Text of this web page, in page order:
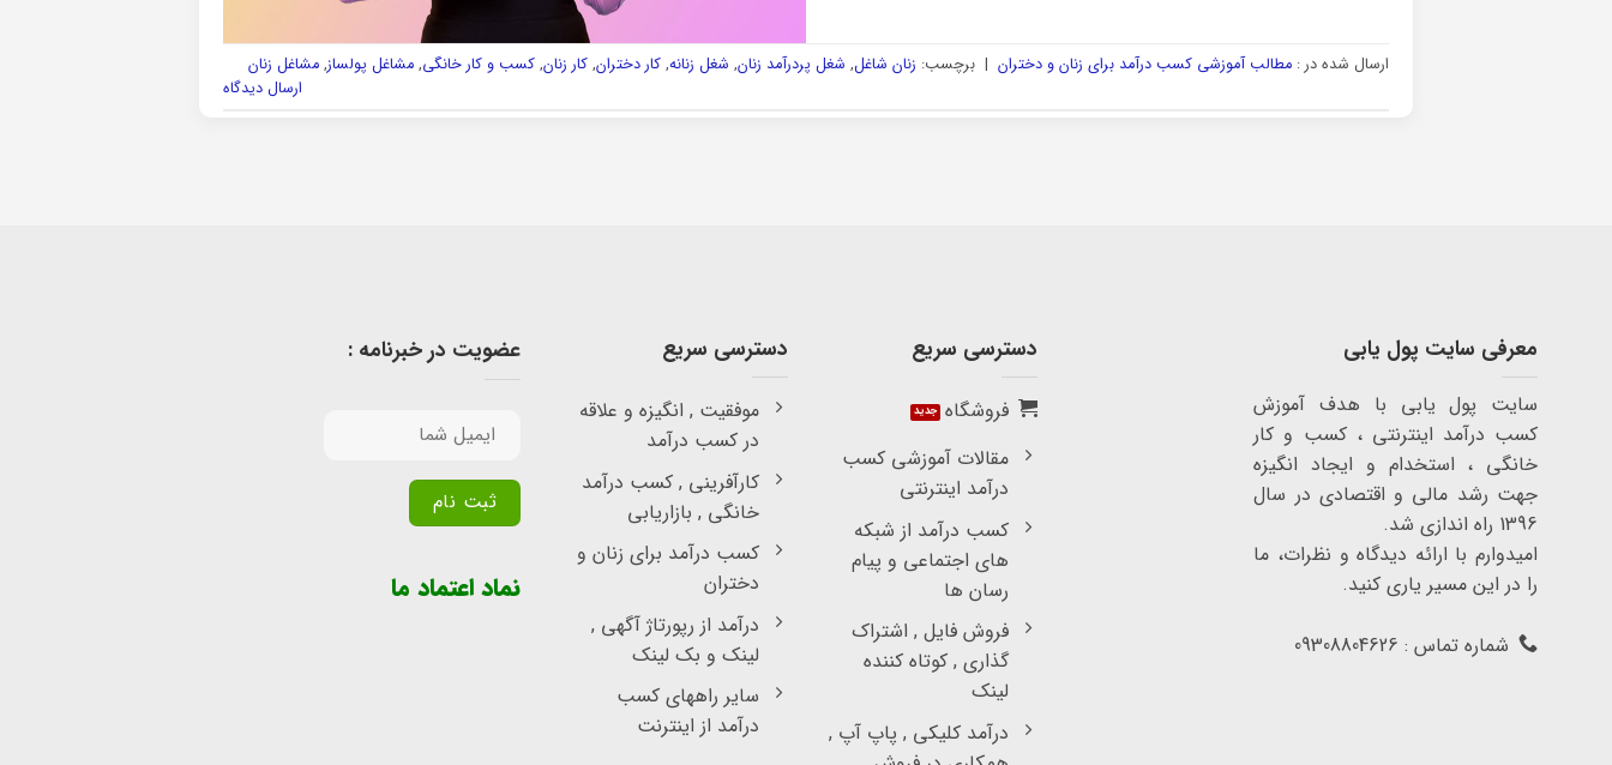
ارسال شده در :مطالب آموزشی کسب درآمد برای زنان و دختران | برچسب: زنان شاغل, شغل پردرآمد زنان, شغل زنانه,کار دختران,کار زنان,کسب و کار خانگی,مشاغل پولساز,مشاغل زنان
ارسال دیدگاه
معرفی سایت پول یابی
سایت پول یابی با هدف آموزش
کسب درآمد اینترنتی ، کسب و کار
خانگی ، استخدام و ایجاد انگیزه
جهت رشد مالی و اقتصادی در سال
1396 راه اندازی شد.
امیدوارم با ارائه دیدگاه و نظرات، ما
را در این مسیر یاری کنید.
شماره تماس : 09308804626
دسترسی سریع
فروشگاه
مقالات آموزشی کسب
درآمد اینترنتی
کسب درآمد از شبکه
های اجتماعی و پیام
رسان ها
فروش فایل , اشتراک
گذاری , کوتاه کننده
لینک
درآمد کلیکی , پاپ آپ ,
دسترسی سریع
موفقیت , انگیزه و علاقه
در کسب درآمد
کارآفرینی , کسب درآمد
خانگی , بازاریابی
کسب درآمد برای زنان و
دختران
درآمد از رپورتاژ آگهی ,
لینک و بک لینک
سایر راههای کسب
درآمد از اینترنت
عضویت در خبرنامه :
نماد اعتماد ما